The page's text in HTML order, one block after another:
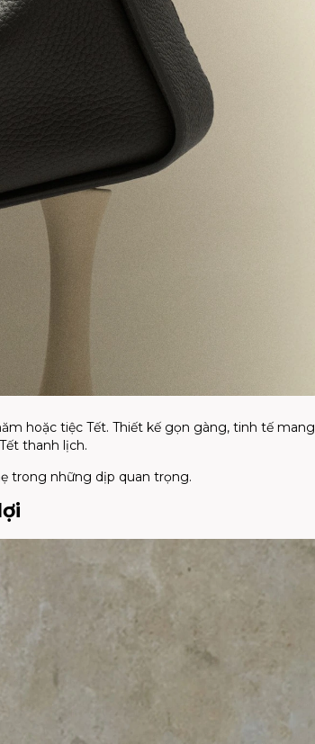
hoặc tiệc Tết. Thiết kế gọn gàng, tinh tế mang
thanh lịch.
trong những dịp quan trọng.